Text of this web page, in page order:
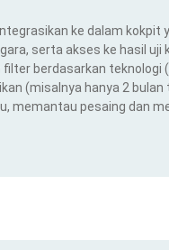
ke dalam kokpit
serta akses ke hasil uji
berdasarkan teknologi
(misalnya hanya 2
memantau pesaing dan